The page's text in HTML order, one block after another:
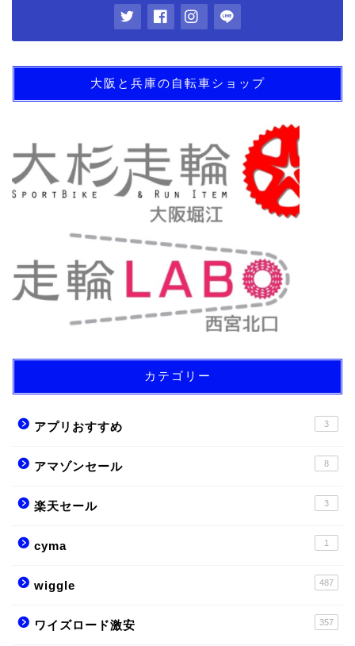
大阪と兵庫の自転車ショップ
カテゴリー
アプリおすすめ 3
アマゾンセール 8
楽天セール 3
cyma 1
wiggle 487
ワイズロード激安 357